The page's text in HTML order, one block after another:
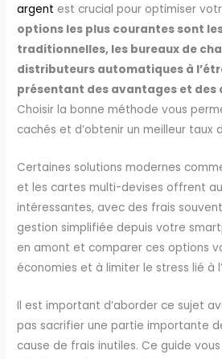
argent est crucial pour optimiser
options les plus courantes sont
traditionnelles, les bureaux de
distributeurs automatiques à
présentant des avantages et
Choisir la bonne méthode vous
cachés et d’obtenir un meilleur taux
Certaines solutions modernes
et les cartes multi-devises offrent
intéressantes, avec des frais
gestion simplifiée depuis votre
en amont et comparer ces options
économies et à limiter le stress lié à
Il est important d’aborder ce sujet
pas sacrifier une partie importante
cause de frais inutiles. Ce guide